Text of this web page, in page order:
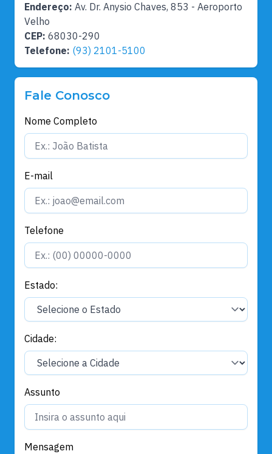
Endereço: Av. Dr. Anysio Chaves, 853 - Aeroporto
Velho
CEP: 68030-290
Telefone: (93) 2101-5100
Fale Conosco
Nome Completo
E-mail
Telefone
Estado:
Cidade:
Assunto
Mensagem